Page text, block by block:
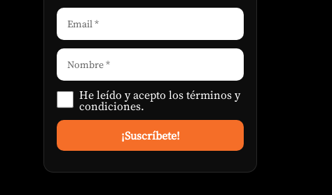
He leído y acepto lostérminos y
condiciones.